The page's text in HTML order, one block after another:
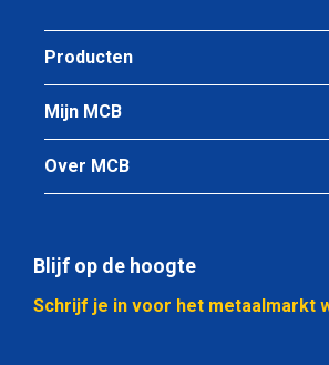
Selecteer
Artikelnummer
2400-0390-80
Omschrijving
Rvs 1.4529 warmgewalst rond 80
Bruto prijs
Selecteer
Producten
Mijn MCB
Over MCB
Blijf op de hoogte
Schrijf je in voor het metaalmarkt